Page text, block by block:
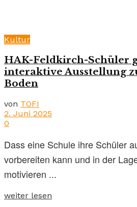
Kultur
HAK-Feldkirch-Schüler
interaktive Ausstellung
Boden
von TOFI
2. Juni 2025
0
Dass eine Schule ihre Schüler
vorbereiten kann und in der
motivieren ...
weiter lesen